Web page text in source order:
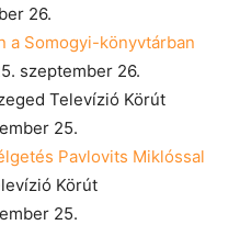
26.
a Somogyi-könyvtárban
szeptember 26.
Televízió Körút
25.
Pavlovits Miklóssal
Körút
25.